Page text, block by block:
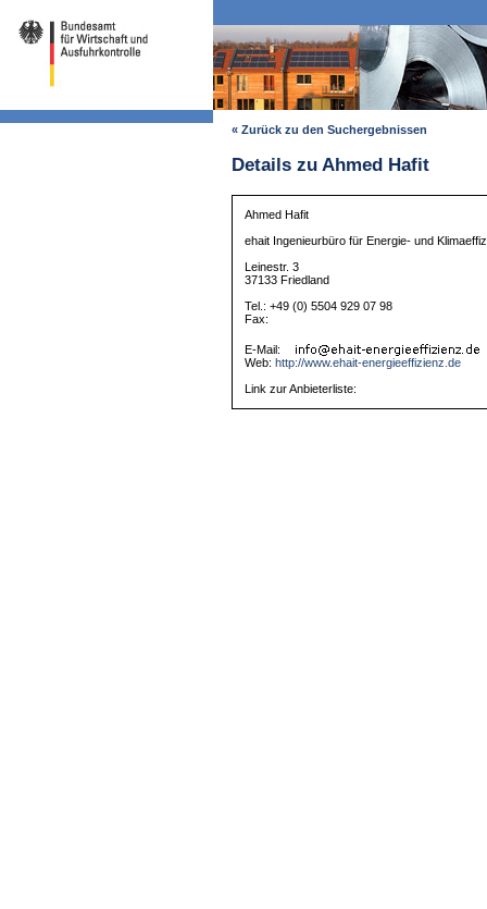
« Zurück zu den Suchergebnissen
Details zu Ahmed Hafit
Ahmed Hafit
ehait Ingenieurbüro für Energie- und
Leinestr. 3
37133 Friedland
Tel.: +49 (0) 5504 929 07 98
Fax:
E-Mail:
Web: http://www.ehait-energieeffizienz.de
Link zur Anbieterliste: